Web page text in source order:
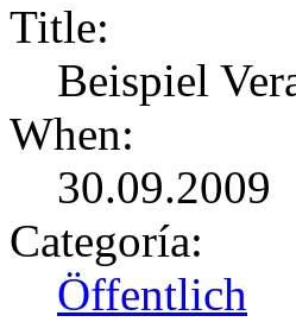
Title:
Beispiel
When:
30.09.2009
Categoría:
Öffentlich